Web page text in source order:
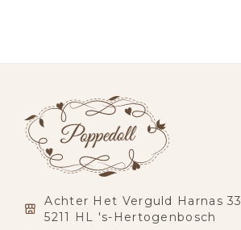
Achter Het Verguld Harnas 33
5211 HL 's-Hertogenbosch